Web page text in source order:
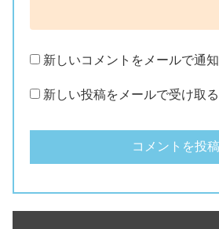
新しいコメントをメールで通知
新しい投稿をメールで受け取る